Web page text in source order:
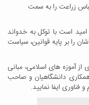
زراعت را به سمت
است با توکل به خدواند
را بر پایه قوانین، سیاست
از آموزه های اسلامی، مبانی
دانشگاهیان و صاحب
ایفا نمایید.